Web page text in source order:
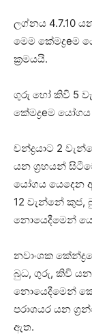
ලග්නය 4.7.10
මෙම කේමද්‍රeම
ක්‍රමයයි.
ගුරු හෝ කිවි 5
කේමද්‍රeම
චන්ද්‍රයාට 2
යන ග්‍රහයන්
යෝගය යෙදෙන
12 වැන්නේ කුජ,
නොයෙදීමෙන්
නවාංශක
බුධ, ගුරු, කිවි යන
නොයෙදීමෙන්
පරාශයර යන
ඇත.